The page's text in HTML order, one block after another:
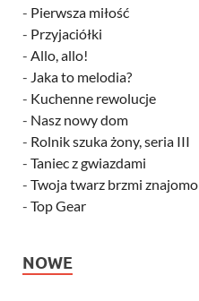
- Pierwsza miłość
- Przyjaciółki
- Allo, allo!
- Jaka to melodia?
- Kuchenne rewolucje
- Nasz nowy dom
- Rolnik szuka żony, seria III
- Taniec z gwiazdami
- Twoja twarz brzmi znajomo
- Top Gear
NOWE